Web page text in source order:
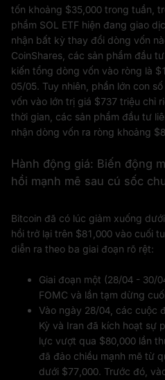
tốn khoảng $35,000 trong tuần,
phẩm SOL ETF hiện đang giao
nhận bất kỳ thay đổi dòng vốn
CoinShares, các sản phẩm đầu
kiến tổng dòng vốn vào ròng là
05/05. Tuy nhiên, phần lớn con
vốn vào lớn trị giá $737 triệu chỉ
thời gian, các sản phẩm đầu tư
nhận dòng vốn ra ròng khoảng
Hành động giá: Biến động
hồi mạnh mẽ sau cú sốc
Bitcoin đã có lúc giảm xuống
hồi trở lại trên $81,000 vào cuối
diễn ra theo ba giai đoạn rõ rệt:
Giai đoạn một (28/04 - 30/
FOMC và lần tạm dừng
Vào ngày 28/04, các cuộc
Kỳ và Iran đã kích hoạt sự
lực vượt qua $80,000 lần
đã đảo chiều mạnh mẽ từ
dưới $77,000. Trước đó,